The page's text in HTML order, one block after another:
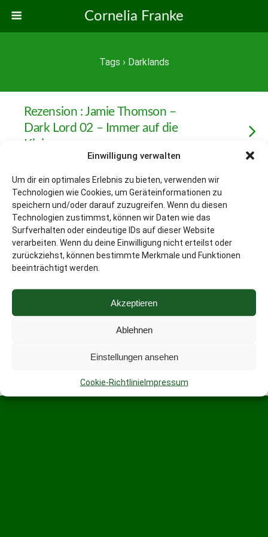
Einwilligung verwalten
Um dir ein optimales Erlebnis zu bieten, verwenden wir
Technologien wie Cookies, um Geräteinformationen zu
speichern und/oder darauf zuzugreifen. Wenn du diesen
Technologien zustimmst, können wir Daten wie das
Surfverhalten oder eindeutige IDs auf dieser Website
verarbeiten. Wenn du deine Einwilligung nicht erteilst oder
zurückziehst, können bestimmte Merkmale und Funktionen
beeinträchtigt werden.
Akzeptieren
Ablehnen
Einstellungen ansehen
Cookie-RichtlinieImpressum
Cornelia Franke
Tags › Darklands
Rezension : Jamie Thomson –
Dark Lord 02 – Immer auf die
Kleinen
Zum Seitenanfang
Mobil Desktop